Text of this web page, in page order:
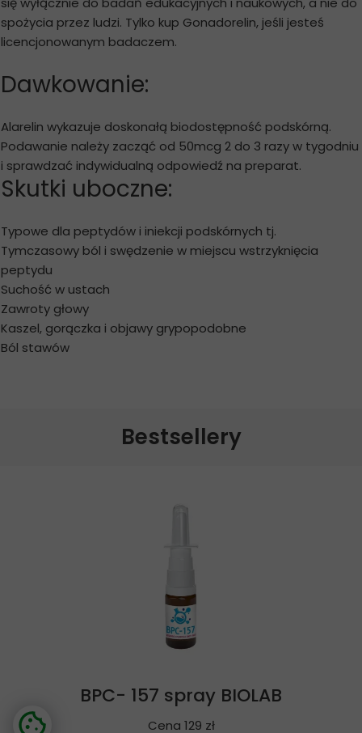
BPC- 157 spray BIOLAB
Cena 129 zł
spożycia przez ludzi. Tylko kup Gonadorelin, jeśli jesteś
licencjonowanym badaczem.
Dawkowanie:
Alarelin wykazuje doskonałą biodostępność podskórną.
Podawanie należy zacząć od 50mcg 2 do 3 razy w tygodniu
i sprawdzać indywidualną odpowiedź na preparat.
Skutki uboczne:
Typowe dla peptydów i iniekcji podskórnych tj.
Tymczasowy ból i swędzenie w miejscu wstrzyknięcia
peptydu
Suchość w ustach
Zawroty głowy
Kaszel, gorączka i objawy grypopodobne
Ból stawów
Bestsellery